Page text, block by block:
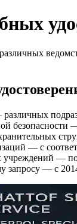
— с
учреждений —
запросу — с